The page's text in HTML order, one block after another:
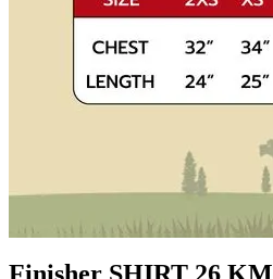
Finisher SHIRT 26 KM